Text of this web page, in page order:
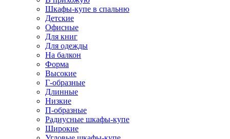
Шкафы-купе в спальню
Детские
Офисные
Для книг
Для одежды
На балкон
Форма
Высокие
Г-образные
Длинные
Низкие
П-образные
Радиусные шкафы-купе
Широкие